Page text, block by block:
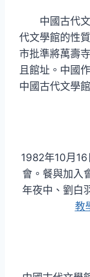
中國古代
代文學館的性
市批準將萬壽
且館址。中國
中國古代文學館
1982年10月16
會。餐與加入
年夜中、劉白
教